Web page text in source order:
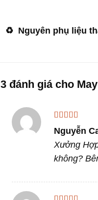
♻️ Nguyên phụ liệu
3 đánh giá cho
Được xếp
hạng55 sao
Nguyễn
Xưởng
không?